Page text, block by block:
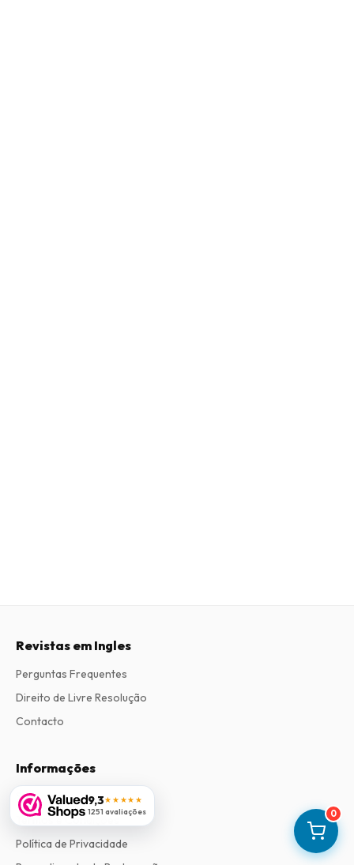
0
9,3★★★★★
1251 avaliações
Revistas em Ingles
Perguntas Frequentes
Direito de Livre Resolução
Contacto
Informações
Sobre Nós
Termos e Condições
Política de Privacidade